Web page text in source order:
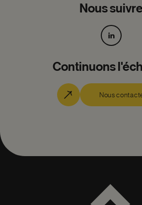
Nous suivre
Continuons
Nous